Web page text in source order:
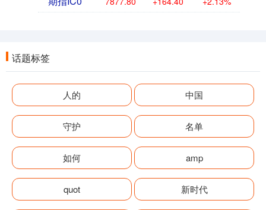
话题标签
人的 中国
守护 名单
如何 amp
quot 新时代